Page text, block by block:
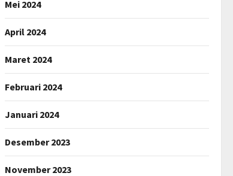
Mei 2024
April 2024
Maret 2024
Februari 2024
Januari 2024
Desember 2023
November 2023